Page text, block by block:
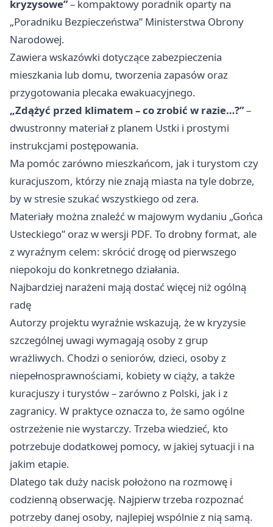
kryzysowe”– kompaktowy poradnik oparty na
„Poradniku Bezpieczeństwa” Ministerstwa Obrony
Narodowej.
Zawiera wskazówki dotyczące zabezpieczenia
mieszkania lub domu, tworzenia zapasów oraz
przygotowania plecaka ewakuacyjnego.
„Zdążyć przed klimatem – co zrobić w razie…?”–
dwustronny materiał z planem Ustki i prostymi
instrukcjami postępowania.
Ma pomóc zarówno mieszkańcom, jak i turystom czy
kuracjuszom, którzy nie znają miasta na tyle dobrze,
by w stresie szukać wszystkiego od zera.
Materiały można znaleźć w majowym wydaniu „Gońca
Usteckiego” oraz w wersji PDF. To drobny format, ale
z wyraźnym celem: skrócić drogę od pierwszego
niepokoju do konkretnego działania.
Najbardziej narażeni mają dostać więcej niż ogólną
radę
Autorzy projektu wyraźnie wskazują, że w kryzysie
szczególnej uwagi wymagają osoby z grup
wrażliwych. Chodzi o seniorów, dzieci, osoby z
niepełnosprawnościami, kobiety w ciąży, a także
kuracjuszy i turystów – zarówno z Polski, jak i z
zagranicy. W praktyce oznacza to, że samo ogólne
ostrzeżenie nie wystarczy. Trzeba wiedzieć, kto
potrzebuje dodatkowej pomocy, w jakiej sytuacji i na
jakim etapie.
Dlatego tak duży nacisk położono na rozmowę i
codzienną obserwację. Najpierw trzeba rozpoznać
potrzeby danej osoby, najlepiej wspólnie z nią samą.